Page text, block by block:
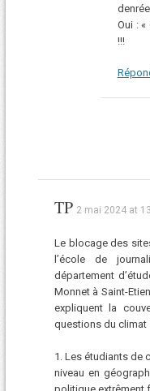
Oui :
!!!
TP 2 mai 2024 at
Le blocage des
l’école de
département
Monnet à Saint-
expliquent la
questions du climat
1. Les étudiants de
niveau en